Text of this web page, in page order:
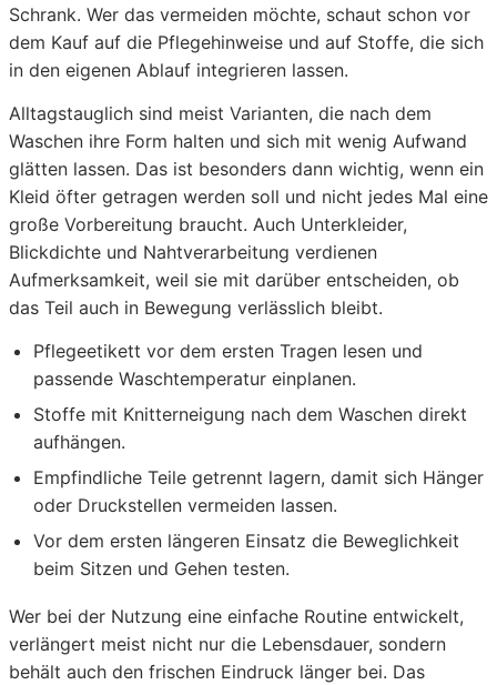
Schrank. Wer das vermeiden möchte, schaut schon vor
dem Kauf auf die Pflegehinweise und auf Stoffe, die sich
in den eigenen Ablauf integrieren lassen.
Alltagstauglich sind meist Varianten, die nach dem
Waschen ihre Form halten und sich mit wenig Aufwand
glätten lassen. Das ist besonders dann wichtig, wenn ein
Kleid öfter getragen werden soll und nicht jedes Mal eine
große Vorbereitung braucht. Auch Unterkleider,
Blickdichte und Nahtverarbeitung verdienen
Aufmerksamkeit, weil sie mit darüber entscheiden, ob
das Teil auch in Bewegung verlässlich bleibt.
Pflegeetikett vor dem ersten Tragen lesen und
passende Waschtemperatur einplanen.
Stoffe mit Knitterneigung nach dem Waschen direkt
aufhängen.
Empfindliche Teile getrennt lagern, damit sich Hänger
oder Druckstellen vermeiden lassen.
Vor dem ersten längeren Einsatz die Beweglichkeit
beim Sitzen und Gehen testen.
Wer bei der Nutzung eine einfache Routine entwickelt,
verlängert meist nicht nur die Lebensdauer, sondern
behält auch den frischen Eindruck länger bei. Das